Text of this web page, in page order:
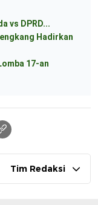
vs DPRD...
Hadirkan
17-an
Tim Redaksi